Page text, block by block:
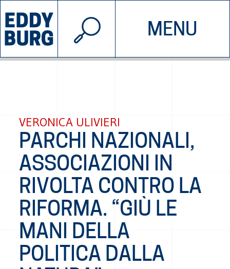
MENU
INIZIATIVE CHI SIAMO
© 2026 EDDYBURG
VERONICA ULIVIERI
PARCHI NAZIONALI,
ASSOCIAZIONI IN
RIVOLTA CONTRO LA
RIFORMA. “GIÙ LE
MANI DELLA
POLITICA DALLA